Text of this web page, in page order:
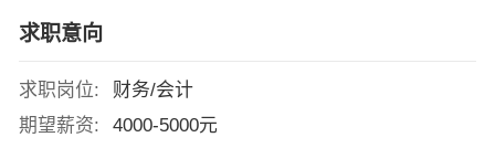
求职意向
求职岗位:
财务/会计
期望薪资:
4000-5000元